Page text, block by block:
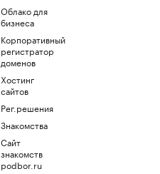
Облако для
бизнеса
Корпоративный
регистратор
доменов
Хостинг
сайтов
Рег.решения
Знакомства
Сайт
знакомств
podbor.ru